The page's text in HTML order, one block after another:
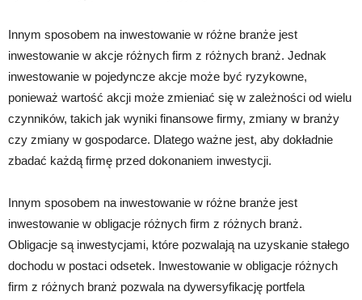
Innym sposobem na inwestowanie w różne branże jest
inwestowanie w akcje różnych firm z różnych branż. Jednak
inwestowanie w pojedyncze akcje może być ryzykowne,
ponieważ wartość akcji może zmieniać się w zależności od wielu
czynników, takich jak wyniki finansowe firmy, zmiany w branży
czy zmiany w gospodarce. Dlatego ważne jest, aby dokładnie
zbadać każdą firmę przed dokonaniem inwestycji.
Innym sposobem na inwestowanie w różne branże jest
inwestowanie w obligacje różnych firm z różnych branż.
Obligacje są inwestycjami, które pozwalają na uzyskanie stałego
dochodu w postaci odsetek. Inwestowanie w obligacje różnych
firm z różnych branż pozwala na dywersyfikację portfela